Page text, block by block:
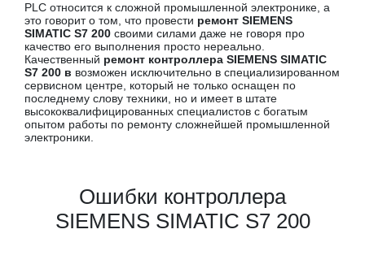
PLC относится к сложной промышленной электронике, а
это говорит о том, что провести ремонт SIEMENS
SIMATIC S7 200 своими силами даже не говоря про
качество его выполнения просто нереально.
Качественный ремонт контроллера SIEMENS SIMATIC
S7 200 в возможен исключительно в специализированном
сервисном центре, который не только оснащен по
последнему слову техники, но и имеет в штате
высококвалифицированных специалистов с богатым
опытом работы по ремонту сложнейшей промышленной
электроники.
Ошибки контроллера
SIEMENS SIMATIC S7 200